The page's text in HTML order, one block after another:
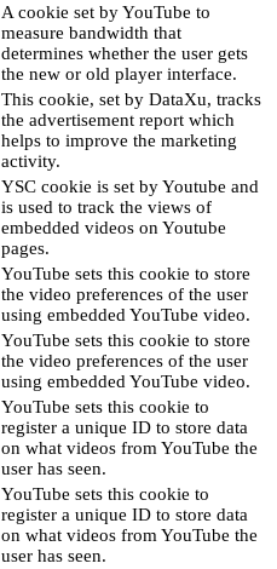
A cookie set by YouTube to
measure bandwidth that
determines whether the user gets
the new or old player interface.
This cookie, set by DataXu, tracks
the advertisement report which
helps to improve the marketing
activity.
YSC cookie is set by Youtube and
is used to track the views of
embedded videos on Youtube
pages.
YouTube sets this cookie to store
the video preferences of the user
using embedded YouTube video.
YouTube sets this cookie to store
the video preferences of the user
using embedded YouTube video.
YouTube sets this cookie to
register a unique ID to store data
on what videos from YouTube the
user has seen.
YouTube sets this cookie to
register a unique ID to store data
on what videos from YouTube the
user has seen.